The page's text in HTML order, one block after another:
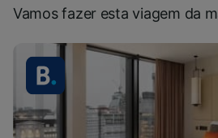
Vamos fazer esta viagem da